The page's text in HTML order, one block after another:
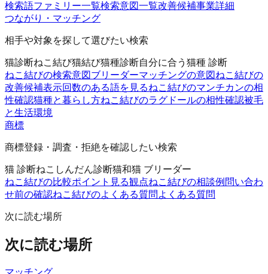
検索語ファミリー一覧検索意図一覧改善候補事業詳細
つながり・マッチング
相手や対象を探して選びたい検索
猫診断ねこ結び猫結び猫種診断自分に合う猫種 診断
ねこ結びの検索意図 ブリーダーマッチングの意図 ねこ結びの
改善候補表示回数のある語を見るねこ結びのマンチカンの相
性確認猫種と暮らし方ねこ結びのラグドールの相性確認被毛
と生活環境
商標
商標登録・調査・拒絶を確認したい検索
猫 診断ねこしんだん診断猫和猫 ブリーダー
ねこ結びの比較ポイント 見る観点ねこ結びの相談例 問い合わ
せ前の確認ねこ結びのよくある質問 よくある質問
次に読む場所
次に読む場所
マッチング